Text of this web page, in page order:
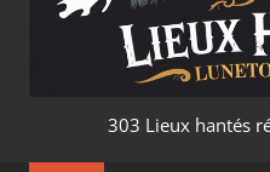
303 Lieux hantés